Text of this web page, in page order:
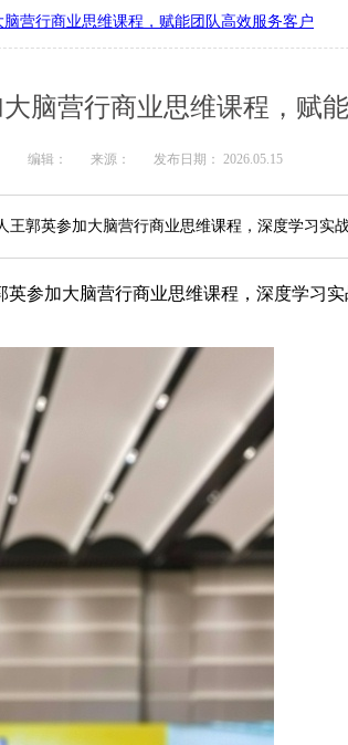
定制
营行商业思维课程，赋能团队高效服务客户
脑营行商业思维课程，赋
编辑： 来源： 发布日期： 2026.05.15
郭英参加大脑营行商业思维课程，深度学习
参加大脑营行商业思维课程，深度学习